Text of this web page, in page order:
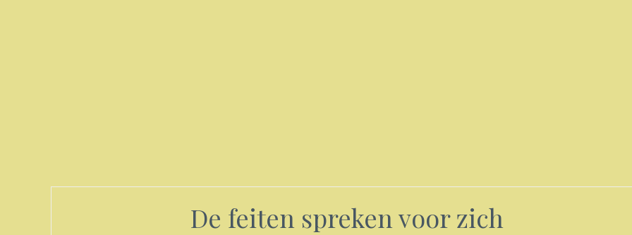
De feiten spreken voor zich